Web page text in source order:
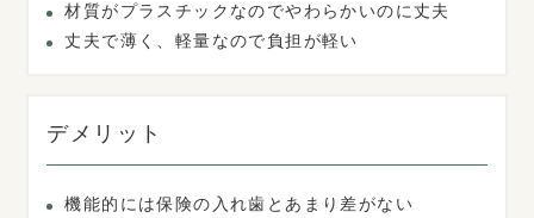
材質がプラスチックなのでやわらかいのに丈夫
丈夫で薄く、軽量なので負担が軽い
デメリット
機能的には保険の入れ歯とあまり差がない